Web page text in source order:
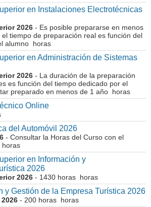
en Instalaciones Electrotécnicas
2026 - Es posible prepararse en menos
tiempo de preparación real es función del
alumno horas
en Administración de Sistemas
2026 - La duración de la preparación
es función del tiempo dedicado por el
preparado en menos de 1 año horas
Online
del Automóvil 2026
- Consultar la Horas del Curso con el
horas
en Información y
2026
2026 - 1430 horas horas
y Gestión de la Empresa Turística 2026
- 200 horas horas